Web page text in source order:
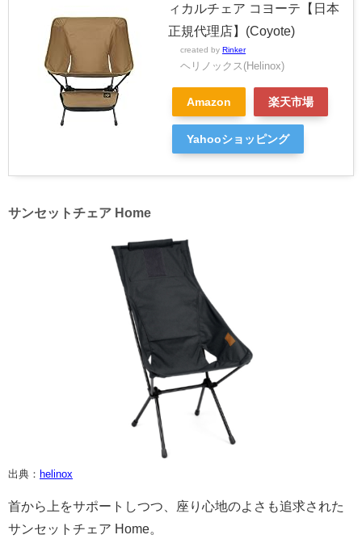
ィカルチェア コヨーテ【日本
正規代理店】(Coyote)
created by Rinker
ヘリノックス(Helinox)
Amazon 楽天市場
Yahooショッピング
サンセットチェア Home
出典： helinox
首から上をサポートしつつ、座り心地のよさも追求された
サンセットチェア Home。